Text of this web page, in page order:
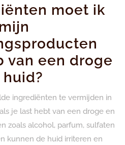
moet ik
van een droge
ingrediënten te vermijden in
je last hebt van een droge en
zoals alcohol, parfum, sulfaten
kunnen de huid irriteren en